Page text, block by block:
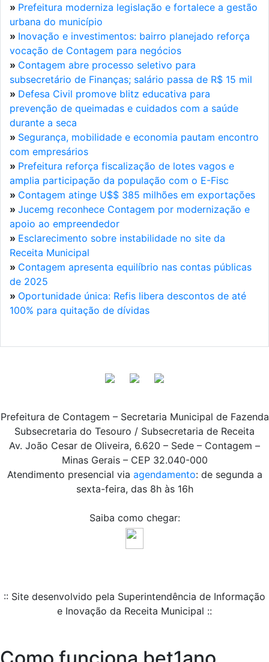
» Prefeitura moderniza legislação e fortalece a gestão
urbana do município
» Inovação e investimentos: bairro planejado reforça
vocação de Contagem para negócios
» Contagem abre processo seletivo para
subsecretário de Finanças; salário passa de R$ 15 mil
» Defesa Civil promove blitz educativa para
prevenção de queimadas e cuidados com a saúde
durante a seca
» Segurança, mobilidade e economia pautam encontro
com empresários
» Prefeitura reforça fiscalização de lotes vagos e
amplia participação da população com o E-Fisc
» Contagem atinge U$$ 385 milhões em exportações
» Jucemg reconhece Contagem por modernização e
apoio ao empreendedor
» Esclarecimento sobre instabilidade no site da
Receita Municipal
» Contagem apresenta equilíbrio nas contas públicas
de 2025
» Oportunidade única: Refis libera descontos de até
100% para quitação de dívidas
Prefeitura de Contagem – Secretaria Municipal de Fazenda
Subsecretaria do Tesouro / Subsecretaria de Receita
Av. João Cesar de Oliveira, 6.620 – Sede – Contagem –
Minas Gerais – CEP 32.040-000
Atendimento presencial via agendamento: de segunda a
sexta-feira, das 8h às 16h
Saiba como chegar:
:: Site desenvolvido pela Superintendência de Informação
e Inovação da Receita Municipal ::